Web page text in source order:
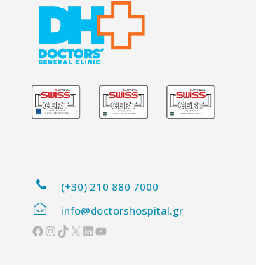
(+30) 210 880 7000
info@doctorshospital.gr
Facebook
Instagram
TikTok
X Linkedin
YouTube